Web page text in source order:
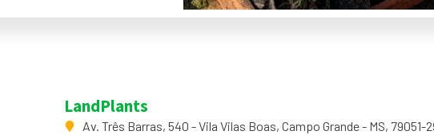
LandPlants
Av. Três Barras, 540 - Vila Vilas Boas, Campo Grande - MS, 79051-